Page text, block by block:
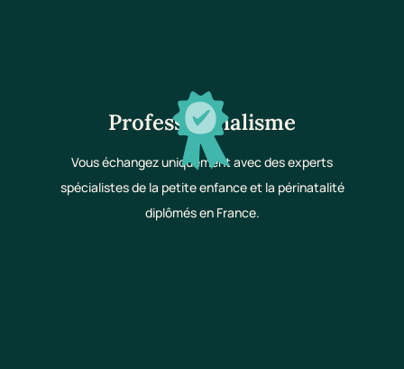
Professionnalisme
Vous échangez uniquement avec des experts
spécialistes de la petite enfance et la périnatalité
diplômés en France.